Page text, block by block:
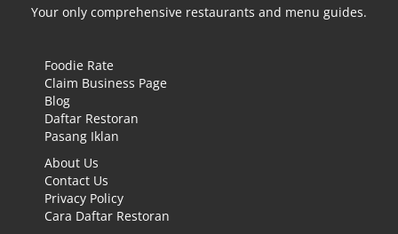
Your only comprehensive restaurants and menu guides.
Foodie Rate
Claim Business Page
Blog
Daftar Restoran
Pasang Iklan
About Us
Contact Us
Privacy Policy
Cara Daftar Restoran